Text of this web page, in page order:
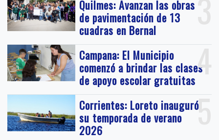
3
Quilmes: Avanzan las obras
de pavimentación de 13
cuadras en Bernal
4
Campana: El Municipio
comenzó a brindar las clases
de apoyo escolar gratuitas
5
Corrientes: Loreto inauguró
su temporada de verano
2026